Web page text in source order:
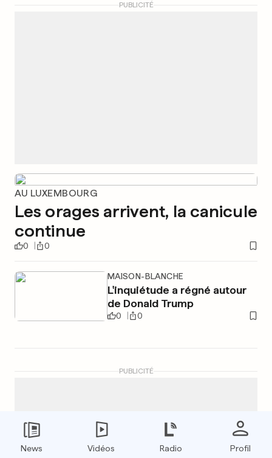
PUBLICITÉ
AU LUXEMBOURG
Les orages arrivent, la canicule
continue
0 0
MAISON-BLANCHE
L'inquiétude a régné autour
de Donald Trump
0 0
PUBLICITÉ
News Vidéos Radio Profil